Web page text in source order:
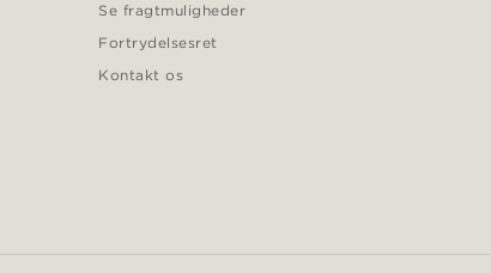
Se fragtmuligheder
Fortrydelsesret
Kontakt os